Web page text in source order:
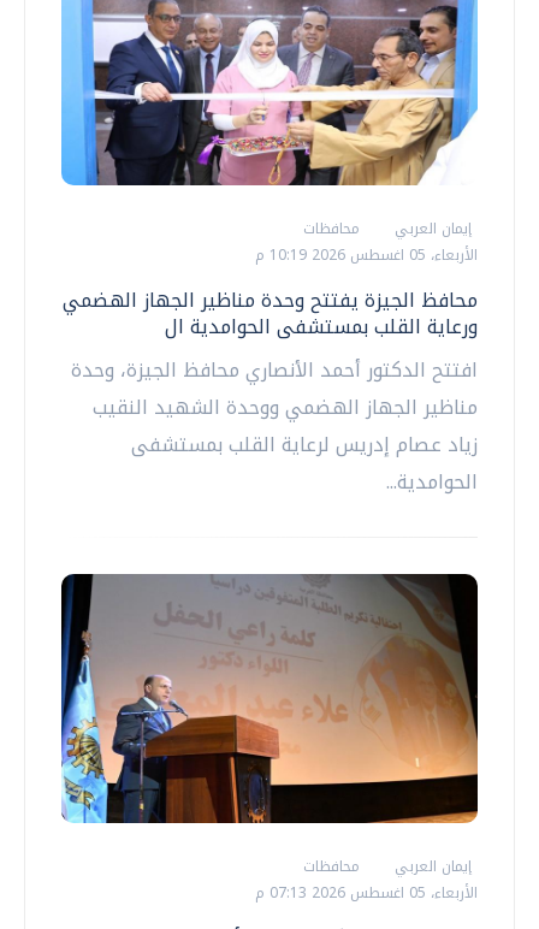
إيمان العربي
محافظات
الأربعاء، 05 اغسطس 2026 10:19 م
محافظ الجيزة يفتتح وحدة مناظير الجهاز الهضمي
ورعاية القلب بمستشفى الحوامدية ال
افتتح الدكتور أحمد الأنصاري محافظ الجيزة، وحدة
مناظير الجهاز الهضمي ووحدة الشهيد النقيب
زياد عصام إدريس لرعاية القلب بمستشفى
الحوامدية...
إيمان العربي
محافظات
الأربعاء، 05 اغسطس 2026 07:13 م